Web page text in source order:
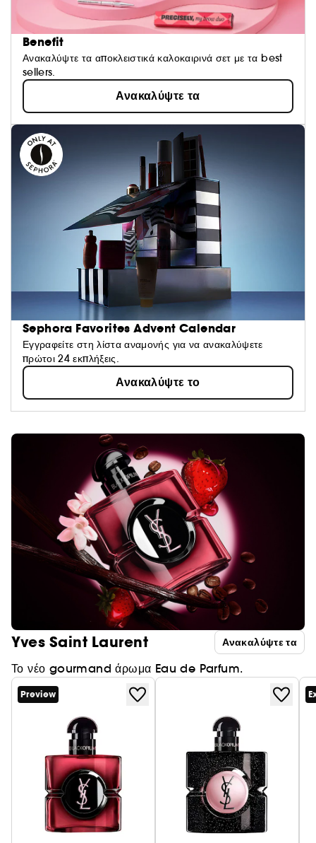
Benefit
Ανακαλύψτε τα αποκλειστικά καλοκαιρινά σετ με τα best
sellers.
Ανακαλύψτε τα
Sephora Favorites Advent Calendar
Εγγραφείτε στη λίστα αναμονής για να ανακαλύψετε
πρώτοι 24 εκπλήξεις.
Ανακαλύψτε το
Yves Saint Laurent
Το νέο gourmand άρωμα Eau de Parfum.
Ανακαλύψτε τα
Preview